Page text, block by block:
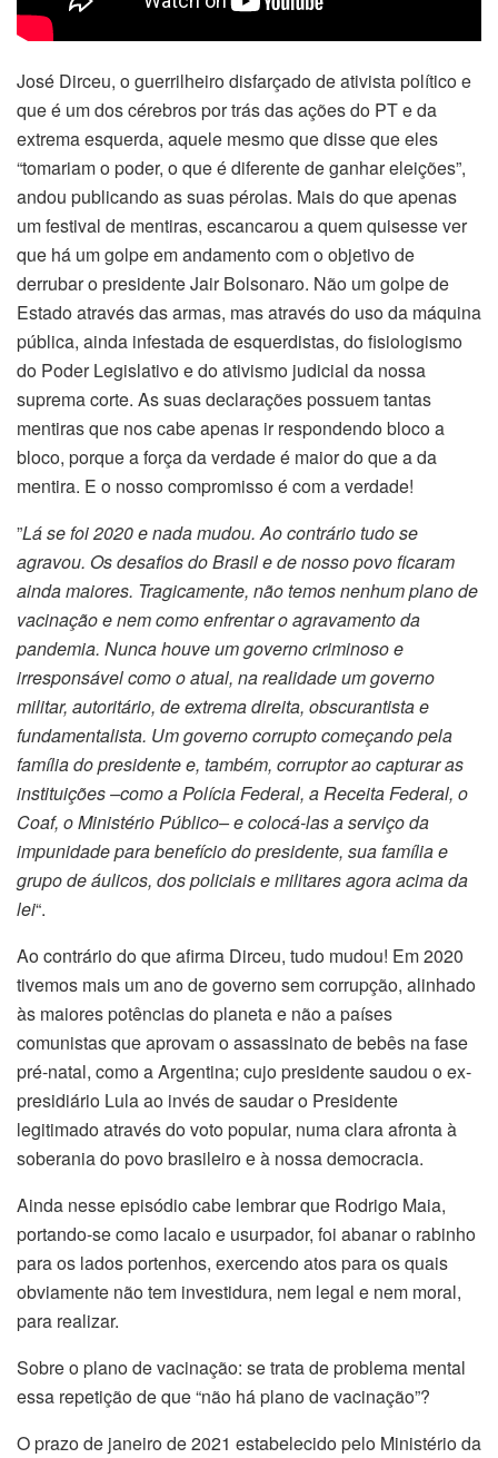
José Dirceu, o guerrilheiro disfarçado de ativista político e
que é um dos cérebros por trás das ações do PT e da
extrema esquerda, aquele mesmo que disse que eles
“tomariam o poder, o que é diferente de ganhar eleições”,
andou publicando as suas pérolas. Mais do que apenas
um festival de mentiras, escancarou a quem quisesse ver
que há um golpe em andamento com o objetivo de
derrubar o presidente Jair Bolsonaro. Não um golpe de
Estado através das armas, mas através do uso da máquina
pública, ainda infestada de esquerdistas, do fisiologismo
do Poder Legislativo e do ativismo judicial da nossa
suprema corte. As suas declarações possuem tantas
mentiras que nos cabe apenas ir respondendo bloco a
bloco, porque a força da verdade é maior do que a da
mentira. E o nosso compromisso é com a verdade!
”Lá se foi 2020 e nada mudou. Ao contrário tudo se
agravou. Os desafios do Brasil e de nosso povo ficaram
ainda maiores. Tragicamente, não temos nenhum plano de
vacinação e nem como enfrentar o agravamento da
pandemia. Nunca houve um governo criminoso e
irresponsável como o atual, na realidade um governo
militar, autoritário, de extrema direita, obscurantista e
fundamentalista. Um governo corrupto começando pela
família do presidente e, também, corruptor ao capturar as
instituições –como a Polícia Federal, a Receita Federal, o
Coaf, o Ministério Público– e colocá-las a serviço da
impunidade para benefício do presidente, sua família e
grupo de áulicos, dos policiais e militares agora acima da
lei“.
Ao contrário do que afirma Dirceu, tudo mudou! Em 2020
tivemos mais um ano de governo sem corrupção, alinhado
às maiores potências do planeta e não a países
comunistas que aprovam o assassinato de bebês na fase
pré-natal, como a Argentina; cujo presidente saudou o ex-
presidiário Lula ao invés de saudar o Presidente
legitimado através do voto popular, numa clara afronta à
soberania do povo brasileiro e à nossa democracia.
Ainda nesse episódio cabe lembrar que Rodrigo Maia,
portando-se como lacaio e usurpador, foi abanar o rabinho
para os lados portenhos, exercendo atos para os quais
obviamente não tem investidura, nem legal e nem moral,
para realizar.
Sobre o plano de vacinação: se trata de problema mental
essa repetição de que “não há plano de vacinação”?
O prazo de janeiro de 2021 estabelecido pelo Ministério da